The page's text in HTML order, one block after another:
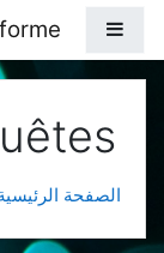
واجهة جانبية
الصفحة